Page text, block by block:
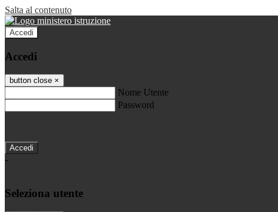
Salta al contenuto
Accedi
Accedi
button close ×
Nome Utente
Password
-
Seleziona utente